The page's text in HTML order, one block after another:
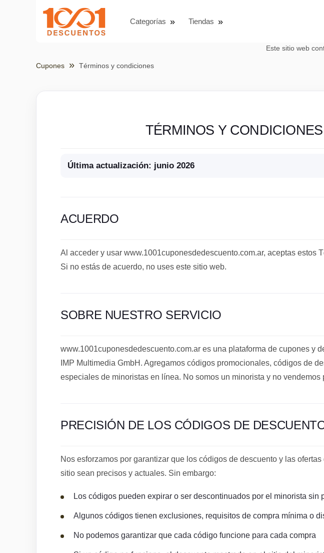
Categorías Tiendas
Este sitio web
Cupones Términos y condiciones
TÉRMINOS Y CONDICIONES
Última actualización: junio 2026
ACUERDO
Al acceder y usar www.1001cuponesdedescuento.com.ar, aceptas estos
Si no estás de acuerdo, no uses este sitio web.
SOBRE NUESTRO SERVICIO
www.1001cuponesdedescuento.com.ar es una plataforma de cupones y
IMP Multimedia GmbH. Agregamos códigos promocionales, códigos de
especiales de minoristas en línea. No somos un minorista y no vendemos
PRECISIÓN DE LOS CÓDIGOS DE
Nos esforzamos por garantizar que los códigos de descuento y las
sitio sean precisos y actuales. Sin embargo:
Los códigos pueden expirar o ser descontinuados por el minorista sin
Algunos códigos tienen exclusiones, requisitos de compra mínima o
No podemos garantizar que cada código funcione para cada compra